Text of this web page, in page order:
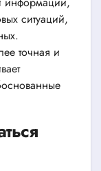
ситуаций,
точная и